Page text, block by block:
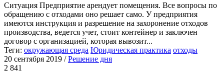
Ситуация Предприятие арендует помещения. Все вопросы по
обращению с отходами оно решает само. У предприятия
имеются инструкция и разрешение на захоронение отходов
производства, ведется учет, стоит контейнер и заключен
договор с организацией, которая вывозит...
Теги: окружающая среда Юридическая практика отходы
20 сентября 2019 /Решение дня
2 841